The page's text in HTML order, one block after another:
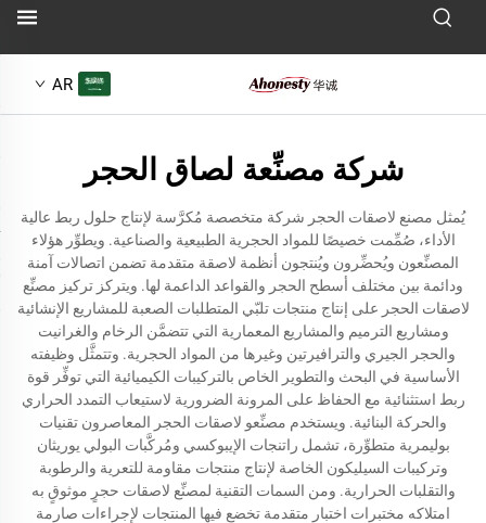
AR
شركة مصنِّعة لصاق الحجر
يُمثل مصنع لاصقات الحجر شركة متخصصة مُكرَّسة لإنتاج حلول ربط عالية
الأداء، صُمِّمت خصيصًا للمواد الحجرية الطبيعية والصناعية. ويطوِّر هؤلاء
المصنِّعون ويُحضِّرون ويُنتجون أنظمة لاصقة متقدمة تضمن اتصالات آمنة
ودائمة بين مختلف أسطح الحجر والقواعد الداعمة لها. ويتركز تركيز مصنِّع
لاصقات الحجر على إنتاج منتجات تلبّي المتطلبات الصعبة للمشاريع الإنشائية
ومشاريع الترميم والمشاريع المعمارية التي تتضمَّن الرخام والغرانيت
والحجر الجيري والترافيرتين وغيرها من المواد الحجرية. وتتمثَّل وظيفته
الأساسية في البحث والتطوير الخاص بالتركيبات الكيميائية التي توفِّر قوة
ربط استثنائية مع الحفاظ على المرونة الضرورية لاستيعاب التمدد الحراري
والحركة البنائية. ويستخدم مصنِّعو لاصقات الحجر المعاصرون تقنيات
بوليمرية متطوِّرة، تشمل راتنجات الإيبوكسي ومُركَّبات البولي يوريثان
وتركيبات السيليكون الخاصة لإنتاج منتجات مقاومة للتعرية والرطوبة
والتقلبات الحرارية. ومن السمات التقنية لمصنِّع لاصقات حجرٍ موثوقٍ به
امتلاكه مختبرات اختبار متقدمة تخضع فيها المنتجات لإجراءات صارمة